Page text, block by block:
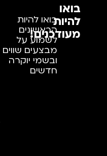
בואו
להיות
מעודכנים!
בואו להיות
הראשונים
לשמוע על
מבצעים שווים
ובשמי יוקרה
חדשים